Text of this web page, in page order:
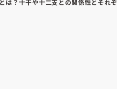
は？十干や十二支との関係性とそれ